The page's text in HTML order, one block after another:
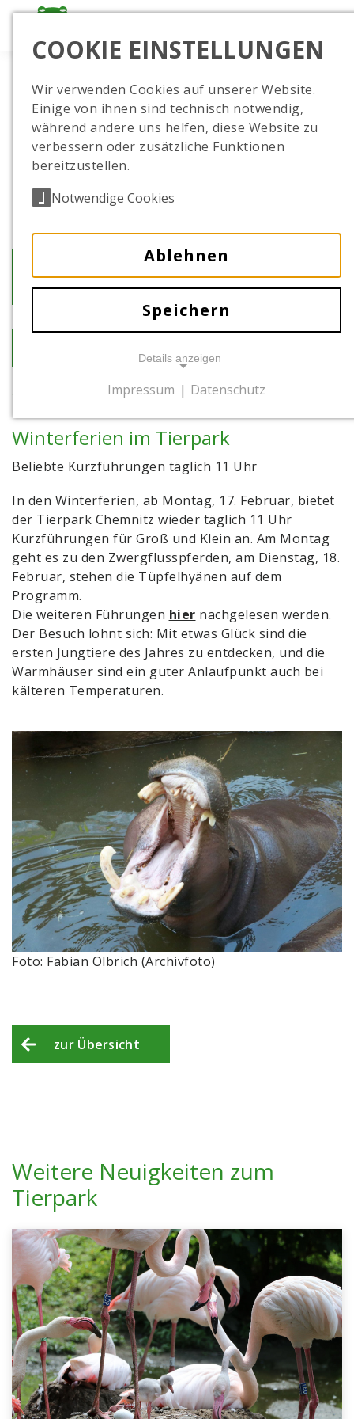
Winterferien im Tierpark
Foto: Fabian Olbrich (Archivfoto)
Winterferien im Tierpark
Beliebte Kurzführungen täglich 11 Uhr
In den Winterferien, ab Montag, 17. Februar, bietet
der Tierpark Chemnitz wieder täglich 11 Uhr
Kurzführungen für Groß und Klein an. Am Montag
geht es zu den Zwergflusspferden, am Dienstag, 18.
Februar, stehen die Tüpfelhyänen auf dem
Programm.
Die weiteren Führungen hier nachgelesen werden.
Der Besuch lohnt sich: Mit etwas Glück sind die
ersten Jungtiere des Jahres zu entdecken, und die
Warmhäuser sind ein guter Anlaufpunkt auch bei
kälteren Temperaturen.
zur Übersicht
Weitere Neuigkeiten zum
Tierpark
COOKIE EINSTELLUNGEN
Wir verwenden Cookies auf unserer Website.
Einige von ihnen sind technisch notwendig,
während andere uns helfen, diese Website zu
verbessern oder zusätzliche Funktionen
bereitzustellen.
Notwendige Cookies
Ablehnen
Speichern
Details anzeigen
NOTWENDIGE COOKIES
Notwendige Cookies ermöglichen
grundlegende Funktionen und sind für die
einwandfreie Funktion der Website
Cookie Consent
Name:
cookie_consent
Zweck:
Dieses Cookie speichert die gewählten
Einwilligungsoptionen des Nutzers
Cookie Laufzeit:
1 Jahr
Impressum | Datenschutz